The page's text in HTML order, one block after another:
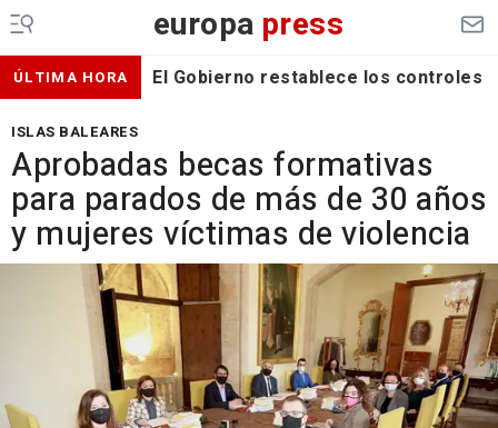
europa press
ÚLTIMA HORA El Gobierno restablece los
ISLAS BALEARES
Aprobadas becas formativas
para parados de más de 30 años
y mujeres víctimas de violencia